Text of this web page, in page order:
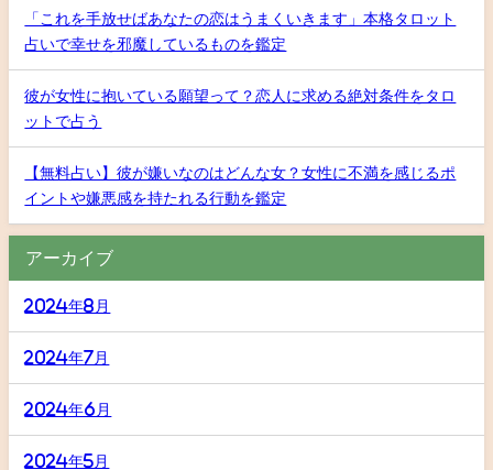
「これを手放せばあなたの恋はうまくいきます」本格タロット
占いで幸せを邪魔しているものを鑑定
彼が女性に抱いている願望って？恋人に求める絶対条件をタロ
ットで占う
【無料占い】彼が嫌いなのはどんな女？女性に不満を感じるポ
イントや嫌悪感を持たれる行動を鑑定
アーカイブ
2024年8月
2024年7月
2024年6月
2024年5月